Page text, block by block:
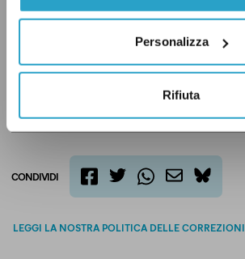
Personalizza
Rifiuta
GIUSTIZIA
GOVERNO RENZI PD VERO
CONDIVIDI
bluesky
LEGGI LA NOSTRA POLITICA DELLE CORREZIONI